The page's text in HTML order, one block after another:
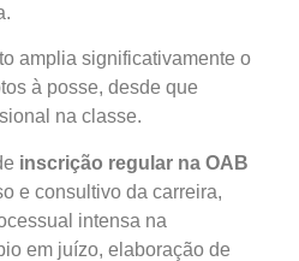
amplia significativamente o
à posse, desde que
na classe.
inscrição regular na OAB
e consultivo da carreira,
intensa na
em juízo, elaboração de